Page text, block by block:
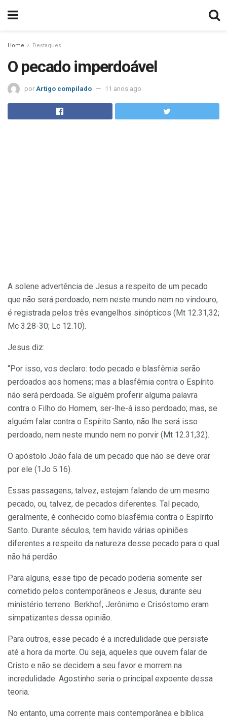
Home Destaques
O pecado imperdoável
por Artigo compilado 11 anos ago
A solene advertência de Jesus a respeito de um pecado
que não será perdoado, nem neste mundo nem no vindouro,
é registrada pelos três evangelhos sinópticos (Mt 12.31,32;
Mc 3.28-30; Lc 12.10).
Jesus diz:
“Por isso, vos declaro: todo pecado e blasfêmia serão
perdoados aos homens; mas a blasfêmia contra o Espírito
não será perdoada. Se alguém proferir alguma palavra
contra o Filho do Homem, ser-lhe-á isso perdoado; mas, se
alguém falar contra o Espírito Santo, não lhe será isso
perdoado, nem neste mundo nem no porvir (Mt 12.31,32).
O apóstolo João fala de um pecado que não se deve orar
por ele (1Jo 5.16).
Essas passagens, talvez, estejam falando de um mesmo
pecado, ou, talvez, de pecados diferentes. Tal pecado,
geralmente, é conhecido como blasfêmia contra o Espírito
Santo. Durante séculos, tem havido várias opiniões
diferentes a respeito da natureza desse pecado para o qual
não há perdão.
Para alguns, esse tipo de pecado poderia somente ser
cometido pelos contemporâneos e Jesus, durante seu
ministério terreno. Berkhof, Jerônimo e Crisóstomo eram
simpatizantes dessa opinião.
Para outros, esse pecado é a incredulidade que persiste
até a hora da morte. Ou seja, aqueles que ouvem falar de
Cristo e não se decidem a seu favor e morrem na
incredulidade. Agostinho seria o principal expoente dessa
teoria.
No entanto, uma corrente mais contemporânea e bíblica